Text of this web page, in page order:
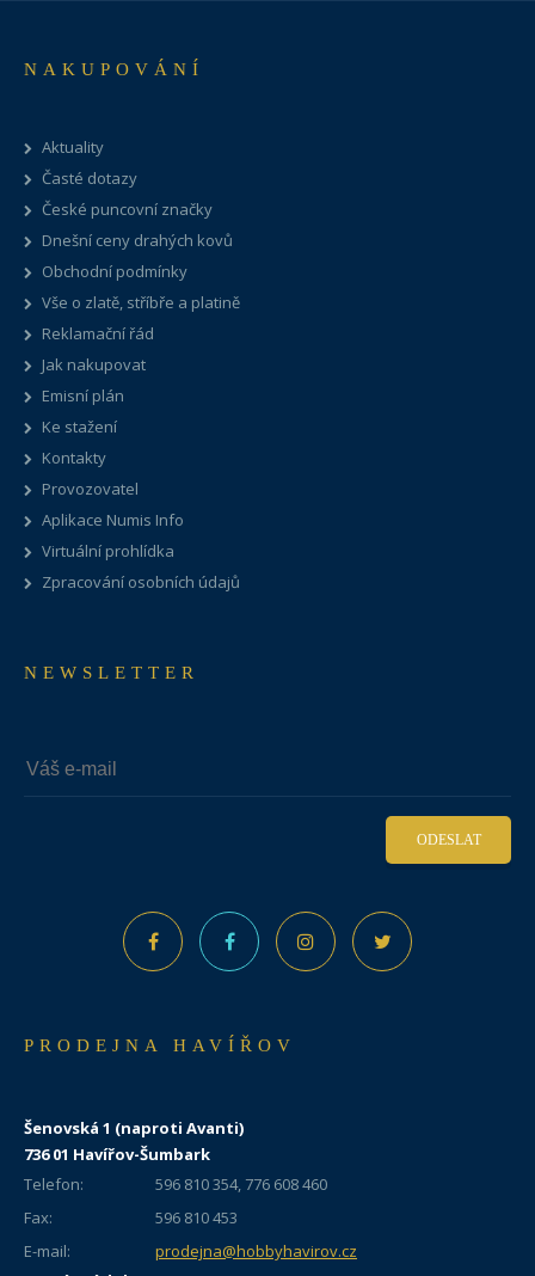
NAKUPOVÁNÍ
Aktuality
Časté dotazy
České puncovní značky
Dnešní ceny drahých kovů
Obchodní podmínky
Vše o zlatě, stříbře a platině
Reklamační řád
Jak nakupovat
Emisní plán
Ke stažení
Kontakty
Provozovatel
Aplikace Numis Info
Virtuální prohlídka
Zpracování osobních údajů
NEWSLETTER
ODESLAT
PRODEJNA HAVÍŘOV
Šenovská 1 (naproti Avanti)
736 01 Havířov-Šumbark
Telefon:
596 810 354, 776 608 460
Fax:
596 810 453
E-mail:
prodejna@hobbyhavirov.cz